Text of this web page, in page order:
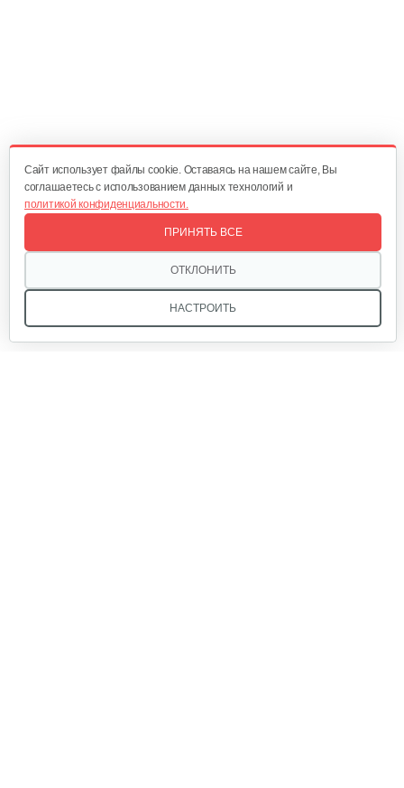
5 825 руб Смотреть
Снегоуборщик Champion ST656BS
Cайт использует файлы cookie. Оставаясь на нашем сайте, Вы
соглашаетесь с использованием данных технологий и
политикой конфиденциальности.
НАСТРОИТЬ
ОТКЛОНИТЬ
ПРИНЯТЬ ВСЕ